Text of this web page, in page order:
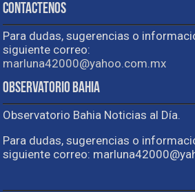
Contactenos
Para dudas, sugerencias o
siguiente correo:
marluna42000@yahoo.com.mx
Observatorio Bahia
Observatorio Bahia Noticias al Día.
Para dudas, sugerencias o
siguiente correo: